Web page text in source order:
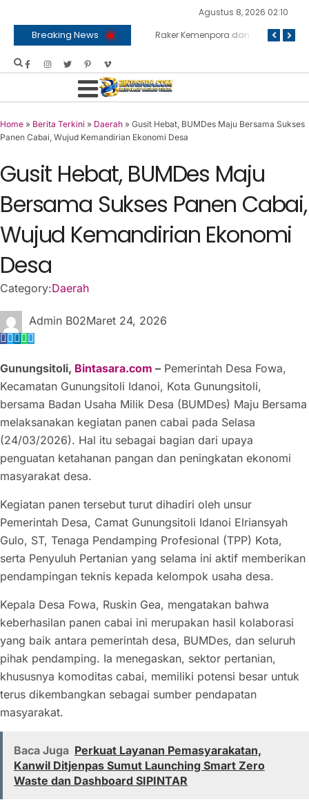
Agustus 8, 2026 02:10
Breaking News
Home » Berita Terkini » Daerah » Gusit Hebat, BUMDes Maju Bersama Sukses
Panen Cabai, Wujud Kemandirian Ekonomi Desa
Gusit Hebat, BUMDes Maju
Bersama Sukses Panen Cabai,
Wujud Kemandirian Ekonomi
Desa
Category:Daerah
Admin B02Maret 24, 2026
Gunungsitoli, Bintasara.com – Pemerintah Desa Fowa,
Kecamatan Gunungsitoli Idanoi, Kota Gunungsitoli,
bersama Badan Usaha Milik Desa (BUMDes) Maju Bersama
melaksanakan kegiatan panen cabai pada Selasa
(24/03/2026). Hal itu sebagai bagian dari upaya
penguatan ketahanan pangan dan peningkatan ekonomi
masyarakat desa.
Kegiatan panen tersebut turut dihadiri oleh unsur
Pemerintah Desa, Camat Gunungsitoli Idanoi Elriansyah
Gulo, ST, Tenaga Pendamping Profesional (TPP) Kota,
serta Penyuluh Pertanian yang selama ini aktif memberikan
pendampingan teknis kepada kelompok usaha desa.
Kepala Desa Fowa, Ruskin Gea, mengatakan bahwa
keberhasilan panen cabai ini merupakan hasil kolaborasi
yang baik antara pemerintah desa, BUMDes, dan seluruh
pihak pendamping. Ia menegaskan, sektor pertanian,
khususnya komoditas cabai, memiliki potensi besar untuk
terus dikembangkan sebagai sumber pendapatan
masyarakat.
Baca Juga Perkuat Layanan Pemasyarakatan,
Kanwil Ditjenpas Sumut Launching Smart Zero
Waste dan Dashboard SIPINTAR